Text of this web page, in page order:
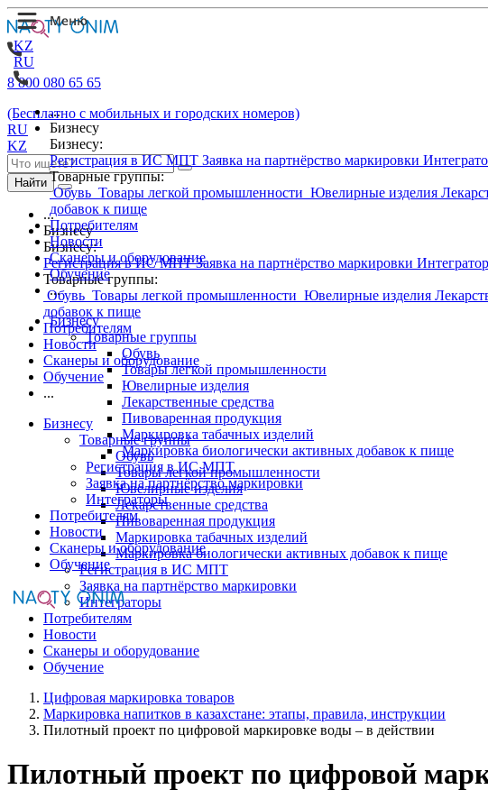
KZ
RU
...
Бизнесу
Бизнесу:
Регистрация в ИС МПТ Заявка на партнёрство маркировки
Товарные группы:
Обувь Товары легкой промышленности Ювелирные изделия
добавок к пище
Потребителям
Новости
Сканеры и оборудование
Обучение
...
Бизнесу
Товарные группы
Обувь
Товары легкой промышленности
Ювелирные изделия
Лекарственные средства
Пивоваренная продукция
Маркировка табачных изделий
Маркировка биологически активных добавок к пище
Регистрация в ИС МПТ
Заявка на партнёрство маркировки
Интеграторы
Потребителям
Новости
Сканеры и оборудование
Обучение
8 800 080 65 65
(Бесплатно с мобильных и городских номеров)
RU
KZ
Найти
...
Бизнесу
Бизнесу:
Регистрация в ИС МПТЗаявка на партнёрство маркировки
Товарные группы:
Обувь Товары легкой промышленности Ювелирные изделия
добавок к пище
Потребителям
Новости
Сканеры и оборудование
Обучение
...
Бизнесу
Товарные группы
Обувь
Товары легкой промышленности
Ювелирные изделия
Лекарственные средства
Пивоваренная продукция
Маркировка табачных изделий
Маркировка биологически активных добавок к пище
Регистрация в ИС МПТ
Заявка на партнёрство маркировки
Интеграторы
Потребителям
Новости
Сканеры и оборудование
Обучение
Цифровая маркировка товаров
Маркировка напитков в казахстане: этапы, правила, инструкции
Пилотный проект по цифровой маркировке воды – в действии
Пилотный проект по цифровой